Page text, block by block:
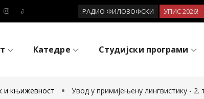
РАДИО ФИЛОЗОФСКИ УПИС 2026!
Катедре Студијски програми
и књижевност Увод у примијењену лингвистику -